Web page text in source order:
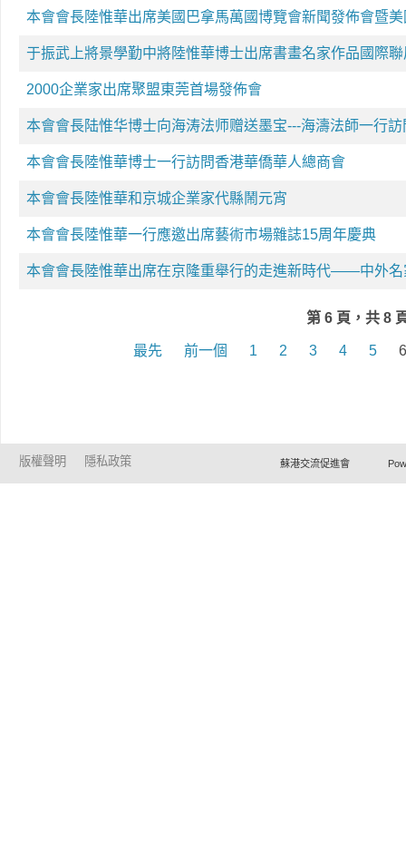
本會會長陸惟華出席美國巴拿馬萬國博覽會新聞發佈會暨
于振武上將景學勤中將陸惟華博士出席書畫名家作品國際聯
2000企業家出席聚盟東莞首場發佈會
本會會長陆惟华博士向海涛法师赠送墨宝---海濤法師一行訪
本會會長陸惟華博士一行訪問香港華僑華人總商會
本會會長陸惟華和京城企業家代縣鬧元宵
本會會長陸惟華一行應邀出席藝術市場雜誌15周年慶典
本會會長陸惟華出席在京隆重舉行的走進新時代——中外名
第 6 頁，共 8
最先 前一個 1 2 3 4 5 6
版權聲明 隱私政策 蘇港交流促進會